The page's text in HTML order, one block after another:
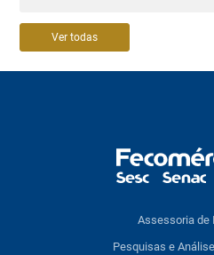
Ver todas
Assessoria de
Pesquisas e